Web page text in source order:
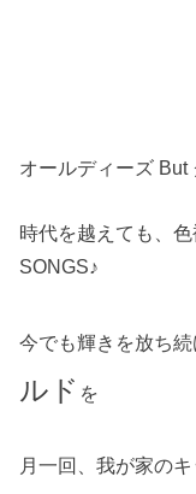
オールディーズ But
時代を越えても、
SONGS♪
今でも輝きを放ち続
ルド を
月一回、我が家の